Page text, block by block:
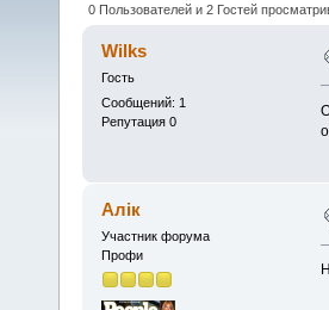
0 Пользователей и 2 Гостей
Wilks
Гость
Сообщений: 1
Репутация 0
Алік
Участник форума
Профи